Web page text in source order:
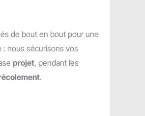
de bout en bout pour une
: nous sécurisons vos
projet, pendant les
.